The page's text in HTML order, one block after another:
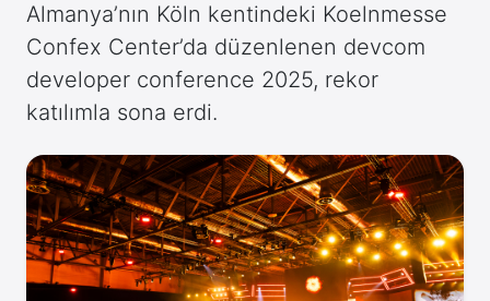
Almanya’nın Köln kentindeki Koelnmesse
Confex Center’da düzenlenen devcom
developer conference 2025, rekor
katılımla sona erdi.